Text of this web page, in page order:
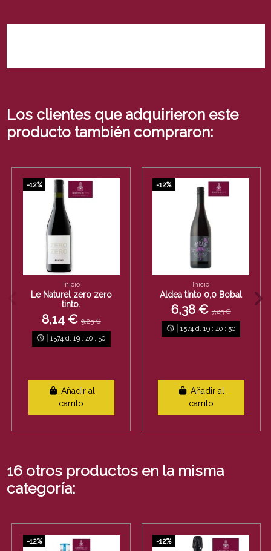
Los clientes que adquirieron este
producto también compraron:
-12%
Inicio
Le Naturel zero zero
tinto.
8,14 € 9,25 €
1574 d. 19 :40 :50
Añadir al
carrito
-12%
Inicio
Aldea tinto 0,0 Bobal
6,38 €7,25 €
1574d. 19: 40: 50
Añadir al
carrito
16 otros productos en la misma
categoría:
-12% -12%